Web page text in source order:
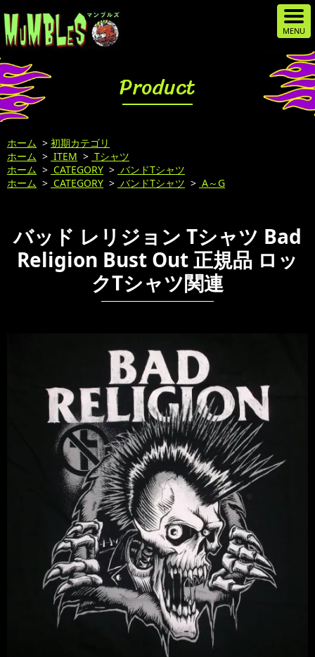
Product
ホーム > 初期カテゴリ
ホーム > ITEM > Tシャツ
ホーム > CATEGORY > バンドTシャツ
ホーム > CATEGORY > バンドTシャツ > A～G
バッド レリジョン Tシャツ Bad
Religion Bust Out 正規品 ロッ
クTシャツ関連